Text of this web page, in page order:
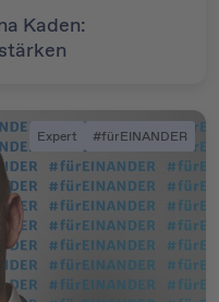
Kaden:
Expert #fürEINANDER